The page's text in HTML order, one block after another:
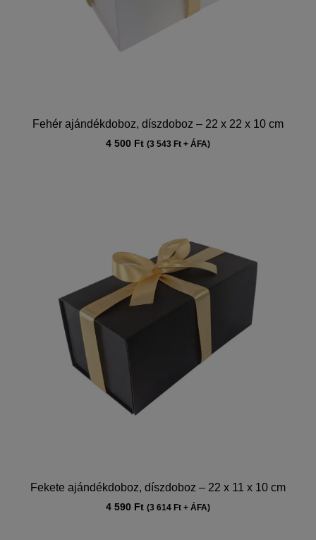
Fehér ajándékdoboz, díszdoboz – 22 x 22 x 10 cm
4 500 Ft (3 543 Ft + ÁFA)
Fekete ajándékdoboz, díszdoboz – 22 x 11 x 10 cm
4 590 Ft (3 614 Ft + ÁFA)